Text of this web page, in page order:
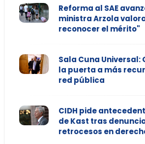
Reforma al SAE
ministra Arzola
reconocer el mérito"
Sala Cuna Universal:
la puerta a más
red pública
CIDH pide
de Kast tras
retrocesos en